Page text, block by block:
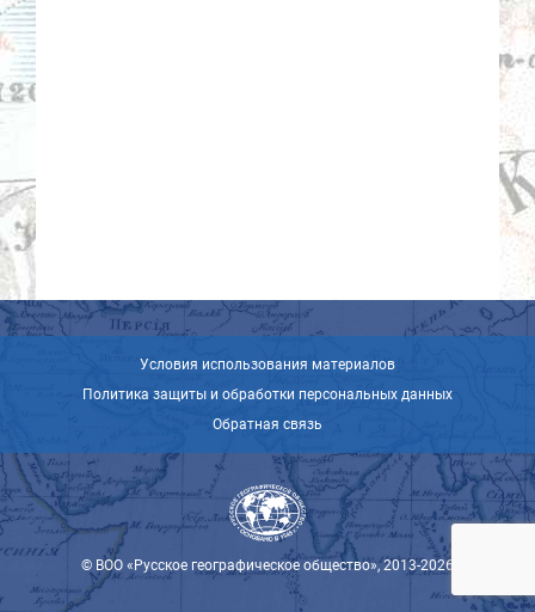
Условия использования материалов
Политика защиты и обработки персональных данных
Обратная связь
© ВОО «Русское географическое общество», 2013-2026